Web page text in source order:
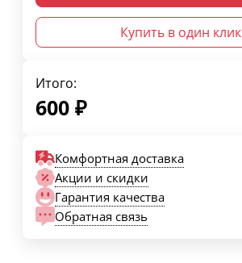
Купить в один клик
Итого:
600 ₽
Комфортная доставка
Акции и скидки
Гарантия качества
Обратная связь